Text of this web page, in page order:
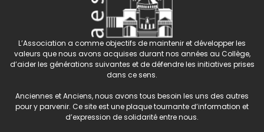
L’Association a comme objectifs de maintenir et développer les
valeurs que nous avons acquises durant nos années au Collège,
d’aider les générations suivantes et de défendre les initiatives prises
dans ce sens.
Anciennes et Anciens, nous avons tous besoin les uns des autres
pour y parvenir. Ce site est une plaque tournante d’information et
d’expression de solidarité entre nous.